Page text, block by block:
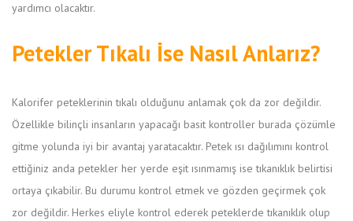
yardımcı olacaktır.
Petekler Tıkalı İse Nasıl Anlarız?
Kalorifer peteklerinin tıkalı olduğunu anlamak çok da zor değildir.
Özellikle bilinçli insanların yapacağı basit kontroller burada çözümle
gitme yolunda iyi bir avantaj yaratacaktır. Petek ısı dağılımını kontrol
ettiğiniz anda petekler her yerde eşit ısınmamış ise tıkanıklık belirtisi
ortaya çıkabilir. Bu durumu kontrol etmek ve gözden geçirmek çok
zor değildir. Herkes eliyle kontrol ederek peteklerde tıkanıklık olup